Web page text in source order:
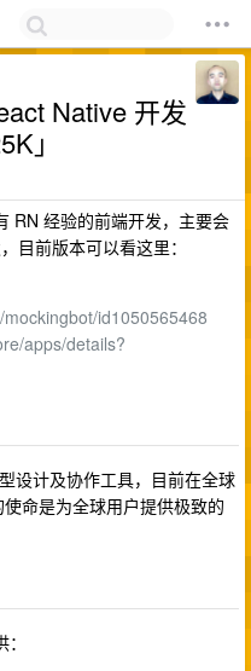
Native 开发
」
RN 经验的前端开发，主要会
目前版本可以看这里：
id1050565468
apps/details?
设计及协作工具，目前在全球
命是为全球用户提供极致的